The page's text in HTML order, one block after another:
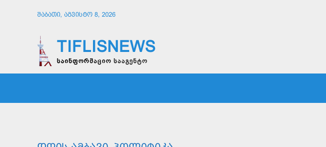
ᲨᲐᲑᲐᲗᲘ, ᲐᲒᲕᲘᲡᲢᲝ 8, 2026
TIFLISNEWS
საინფორმაციო სააგენტო